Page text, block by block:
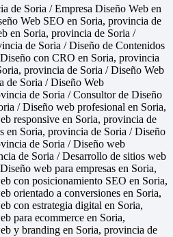
de Soria / Empresa Diseño Web en
Web SEO en Soria, provincia de
en Soria, provincia de Soria /
de Soria / Diseño de Contenidos
con CRO en Soria, provincia
provincia de Soria / Diseño Web
de Soria / Diseño Web
de Soria / Consultor de Diseño
/ Diseño web profesional en Soria,
responsive en Soria, provincia de
en Soria, provincia de Soria / Diseño
de Soria / Diseño web
de Soria / Desarrollo de sitios web
web para empresas en Soria,
con posicionamiento SEO en Soria,
orientado a conversiones en Soria,
con estrategia digital en Soria,
para ecommerce en Soria,
y branding en Soria, provincia de